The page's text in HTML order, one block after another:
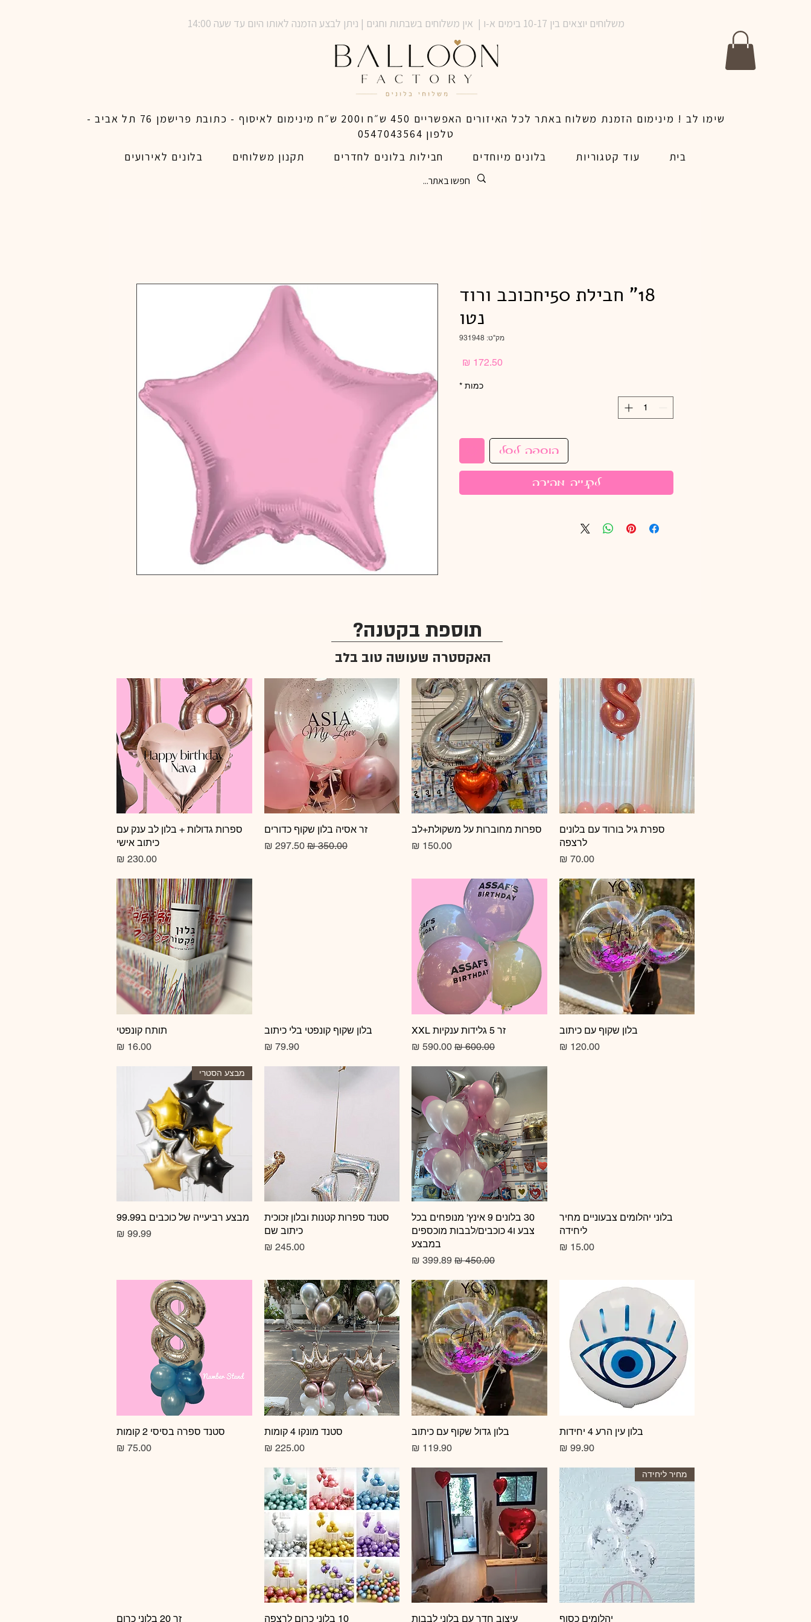
משלוחים יוצאים בין 10-17 בימים א-ו | אין משלוחים בשבתות וחגים | ניתן לבצע הזמנה לאותו היום עד שעה 14:00
שימו לב ! מינימום הזמנת משלוח באתר לכל האיזורים האפשריים 450 ש״ח ו200 ש״ח מינימום לאיסוף - כתובת פרישמן 76 תל אביב -
טלפון 0547043564
בית
עוד קטגוריות בלונים מיוחדים חבילות בלונים לחדרים תקנון משלוחים בלונים לאירועים
18" חבילת 50יחכוכב ורוד
נטו
מק"ט: 931948
כמות *
הוספה לסל
לקנייה מהירה
תוספת בקטנה?
האקסטרה שעושה טוב בלב
תצוגה מהירה
ספרת גיל בורוד עם בלונים
לרצפה
מחיר‏70.00 ‏₪
תצוגה מהירה
ספרות מחוברות על משקולת+לב
מחיר
תצוגה מהירה
זר אסיה בלון שקוף כדורים
מחיר רגיל‏350.00 ‏₪ מחיר מבצע‏297.50 ‏₪
תצוגה מהירה
ספרות גדולות + בלון לב ענק עם
כיתוב אישי
מחיר
תצוגה מהירה
בלון שקוף עם כיתוב
מחיר‏120.00 ‏₪
תצוגה מהירה
זר 5 גלידות ענקיות XXL
מחיר רגיל מחיר מבצע
תצוגה מהירה
בלון שקוף קונפטי בלי כיתוב
מחיר‏79.90 ‏₪
תצוגה מהירהתותח קונפטי
מחיר
תצוגה מהירה
בלוני יהלומים צבעוניים מחיר
ליחידה
מחיר‏15.00 ‏₪
תצוגה מהירה
30 בלונים 9 אינץ' מנופחים בכל
צבע ו4 כוכבים/לבבות מוכספים
במבצע
מחיר רגיל מחיר מבצע
תצוגה מהירה
סטנד ספרות קטנות ובלון זכוכית
כיתוב שם
מחיר‏245.00 ‏₪
תצוגה מהירה
מבצע הסטרי
מבצע רביעייה של כוכבים ב99.99
מחיר
תצוגה מהירה
בלון עין הרע 4 יחידות
מחיר‏99.90 ‏₪
תצוגה מהירה
בלון גדול שקוף עם כיתוב
מחיר
תצוגה מהירה
סטנד מונקו 4 קומות
מחיר‏225.00 ‏₪
תצוגה מהירה
סטנד ספרה בסיסי 2 קומות
מחיר
תצוגה מהירה
מחיר ליחידה
יהלומים כסוף תצוגה מהירה
עיצוב חדר עם בלוני לבבות תצוגה מהירה
10 בלוני כרום לרצפה תצוגה מהירה
זר 20 בלוני כרום